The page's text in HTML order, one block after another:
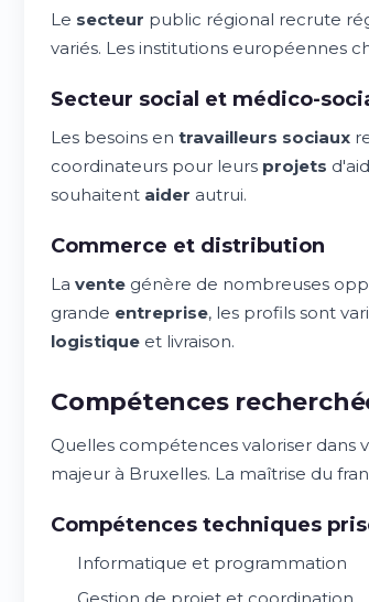
Le secteur public régional recrute
variés. Les institutions européennes
Secteur social et médico-
Les besoins en travailleurs sociaux
coordinateurs pour leurs projets
souhaitent aider autrui.
Commerce et distribution
La vente génère de nombreuses
grande entreprise, les profils sont
logistique et livraison.
Compétences
Quelles compétences valoriser dans
majeur à Bruxelles. La maîtrise du
Compétences techniques
Informatique et programmation